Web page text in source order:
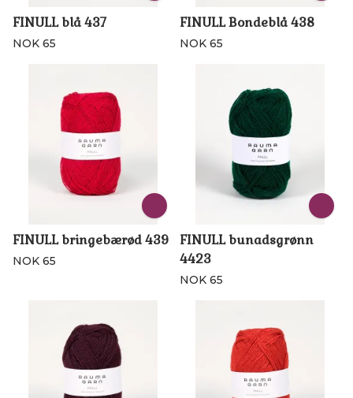
FINULL blå 437
NOK 65
FINULL Bondeblå 438
NOK 65
FINULL bringebærød 439
NOK 65
FINULL bunadsgrønn
4423
NOK 65